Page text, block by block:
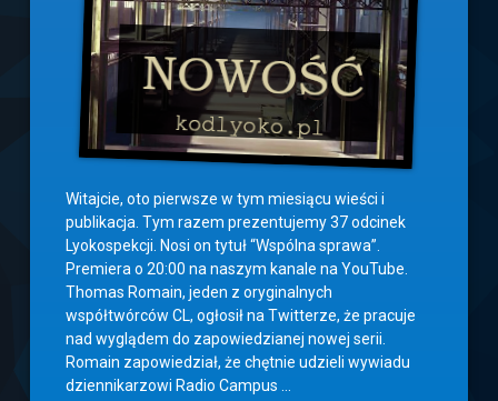
Witajcie, oto pierwsze w tym miesiącu wieści i
publikacja. Tym razem prezentujemy 37 odcinek
Lyokospekcji. Nosi on tytuł “Wspólna sprawa”.
Premiera o 20:00 na naszym kanale na YouTube.
Thomas Romain, jeden z oryginalnych
współtwórców CL, ogłosił na Twitterze, że pracuje
nad wyglądem do zapowiedzianej nowej serii.
Romain zapowiedział, że chętnie udzieli wywiadu
dziennikarzowi Radio Campus …